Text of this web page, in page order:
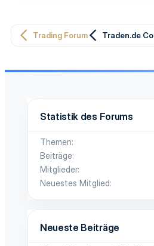
Trading Forum Traden.de
Statistik des Forums
Themen
Beiträge
Mitglieder
Neuestes Mitglied
Neueste Beiträge